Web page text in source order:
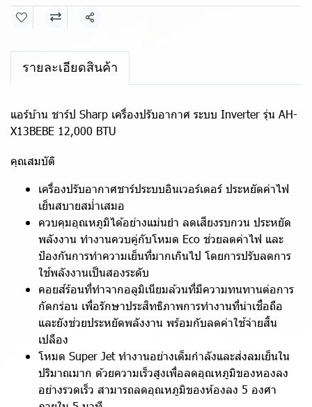
แชร์
รายละเอียดสินค้า
แอร์บ้าน ชาร์ป Sharp เครื่องปรับอากาศ ระบบ Inverter รุ่น AH-
X13BEBE 12,000 BTU
คุณสมบัติ
เครื่องปรับอากาศชาร์ประบบอินเวอร์เตอร์ ประหยัดค่าไฟ
เย็นสบายสม่ำเสมอ
ควบคุมอุณหภูมิได้อย่างแม่นยำ ลดเสียงรบกวน ประหยัด
พลังงาน ทำงานควบคู่กับโหมด Eco ช่วยลดค่าไฟ และ
ป้องกันการทำความเย็นที่มากเกินไป โดยการปรับลดการ
ใช้พลังงานเป็นสองระดับ
คอยส์ร้อนที่ทำจากอลูมิเนียมล้วนที่มีความทนทานต่อการ
กัดกร่อน เพื่อรักษาประสิทธิภาพการทำงานที่น่าเชื่อถือ
และยังช่วยประหยัดพลังงาน พร้อมกับลดค่าใช้จ่ายสิ้น
เปลือง
โหมด Super Jet ทำงานอย่างเต็มกำลังและส่งลมเย็นใน
ปริมาณมาก ด้วยความเร็วสูงเพื่อลดอุณหภูมิของหองลง
อย่างรวดเร็ว สามารถลดอุณหภูมิของห้องลง 5 องศา